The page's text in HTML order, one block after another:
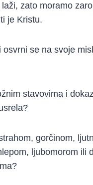
zato moramo
je Kristu.
osvrni se na svoje
stavovima i
gorčinom,
ljubomorom ili